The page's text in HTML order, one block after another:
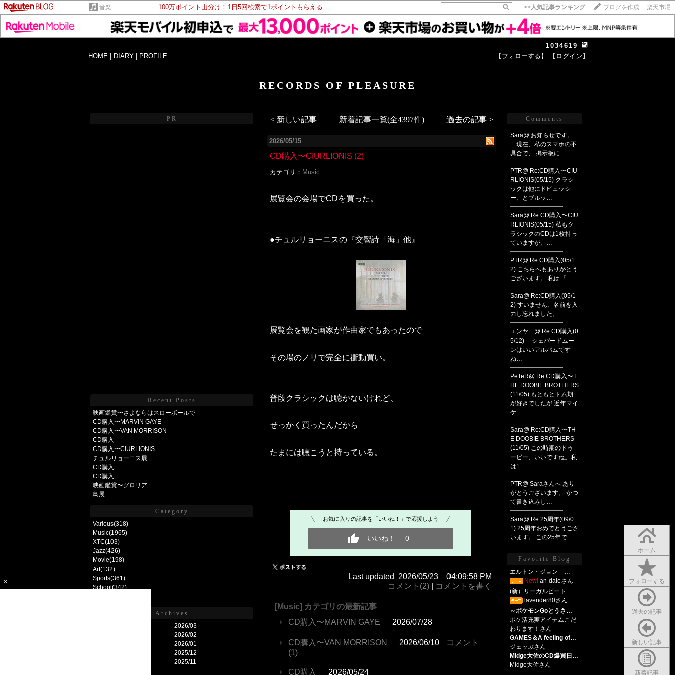
音楽 100万ポイント山分け！1日5回検索で1ポイントもらえる >>人気記事ランキング ブログを作成 楽天市場
1034619
HOME
DIARY PROFILE 【フォローする】 【ログイン】
RECORDS OF PLEASURE
ホーム
フォローする
過去の記事
新しい記事
新着記事
PR
×
Recent Posts
映画鑑賞〜さよならはスローボールで
CD購入〜MARVIN GAYE
CD購入〜VAN MORRISON
CD購入
CD購入〜CIURLIONIS
チュルリョーニス展
CD購入
CD購入
映画鑑賞〜グロリア
鳥展
Category
Various(318)
Music(1965)
XTC(103)
Jazz(426)
Movie(198)
Art(132)
Sports(361)
School(342)
Archives
2026/03
2026/02
2026/01
2025/12
2025/11
< 新しい記事 新着記事一覧(全4397件) 過去の記事 >
2026/05/15
CD購入〜CIURLIONIS (2)
カテゴリ： Music
展覧会の会場でCDを買った。
●チュルリョーニスの『交響詩「海」他』
展覧会を観た画家が作曲家でもあったので
その場のノリで完全に衝動買い。
普段クラシックは聴かないけれど、
せっかく買ったんだから
たまには聴こうと持っている。
お気に入りの記事を「いいね！」で応援しよう
いいね！ 0
Last updated 2026/05/23 04:09:58 PM
コメント(2)
コメントを書く
[Music] カテゴリの最新記事
CD購入〜MARVIN GAYE
2026/07/28
CD購入〜VAN MORRISON 2026/06/10
コメント
(1)
CD購入 2026/05/24
Comments
Sara@ お知らせです。
現在、私のスマホの不
具合で、 掲示板に…
PTR@ Re:CD購入〜CIU
RLIONIS(05/15) クラシ
ックは他にドビュッシ
ー、とブルッ…
Sara@ Re:CD購入〜CIU
RLIONIS(05/15) 私もク
ラシックのCDは1枚持っ
ていますが、…
PTR@ Re:CD購入(05/1
2) こちらへもありがとう
ございます。 私は『…
Sara@ Re:CD購入(05/1
2) すいません、名前を入
力し忘れました。
エンヤ @ Re:CD購入(0
5/12)
シェパードムー
ンはいいアルバムです
ね…
PeTeR@ Re:CD購入〜T
HE DOOBIE BROTHERS
(11/05) もともとトム期
が好きでしたが 近年マイ
ケ…
Sara@ Re:CD購入〜TH
E DOOBIE BROTHERS
(11/05) この時期のドゥ
ービー、いいですね。私
は1…
PTR@ Saraさんへ あり
がとうございます。 かつ
て書き込みし…
Sara@ Re:25周年(09/0
1) 25周年おめでとうござ
います。 この25年で…
Favorite Blog
エルトン・ジョン …
New! an-daleさん
(新）リーガルビート…
lavender80さん
～ポケモンGoとうさ…
ポケ活充実アイテムこだ
わります！さん
GAMES＆A feeling of…
ジェッぷさん
Midge大佐のCD爆買日…
Midge大佐さん